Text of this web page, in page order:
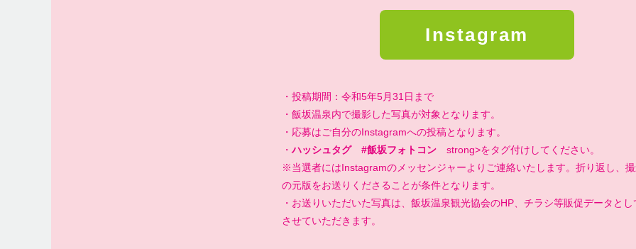
Instagram
・投稿期間：令和5年5月31日まで
・飯坂温泉内で撮影した写真が対象となります。
・応募はご自分のInstagramへの投稿となります。
・ハッシュタグ #飯坂フォトコン strong>をタグ付けしてください。
※当選者にはInstagramのメッセンジャーよりご連絡いたします。折り返し、
の元版をお送りくださることが条件となります。
・お送りいただいた写真は、飯坂温泉観光協会のHP、チラシ等販促データとし
させていただきます。